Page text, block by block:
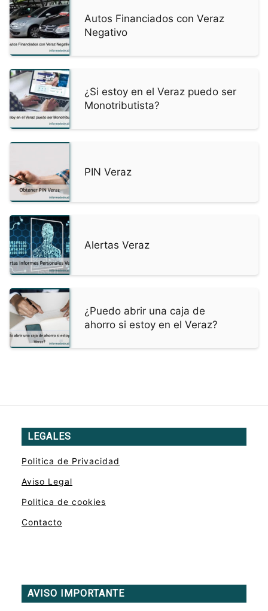
Autos Financiados con Veraz
Negativo
¿Si estoy en el Veraz puedo ser
Monotributista?
PIN Veraz
Alertas Veraz
¿Puedo abrir una caja de
ahorro si estoy en el Veraz?
LEGALES
Politica de Privacidad
Aviso Legal
Politica de cookies
Contacto
AVISO IMPORTANTE